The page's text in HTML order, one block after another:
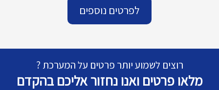
לפרטים נוספים
רוצים לשמוע יותר פרטים על המערכת ?
מלאו פרטים ואנו נחזור אליכם בהקדם